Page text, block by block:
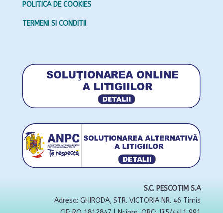
POLITICA DE COOKIES
TERMENI SI CONDITII
S.C. PESCOTIM S.A
Adresa: GHIRODA, STR. VICTORIA NR. 46 Timis